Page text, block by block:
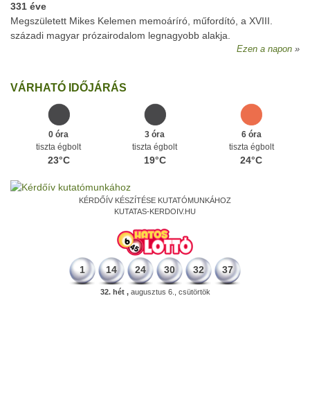
331 éve
Megszületett Mikes Kelemen memoáríró, műfordító, a XVIII.
századi magyar prózairodalom legnagyobb alakja.
Ezen a napon
VÁRHATÓ IDŐJÁRÁS
0 óra
tiszta égbolt
23°C
3 óra
tiszta égbolt
19°C
6 óra
tiszta égbolt
24°C
KÉRDŐÍV KÉSZÍTÉSE KUTATÓMUNKÁHOZ
KUTATAS-KERDOIV.HU
1 14 24 30 32 37
32. hét ,augusztus 6., csütörtök